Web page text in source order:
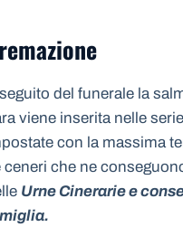
del funerale la
viene inserita nelle
con la massima
ceneri che ne
Urne Cinerarie e